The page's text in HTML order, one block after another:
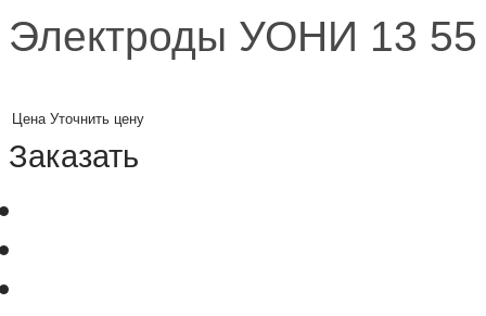
Электроды УОНИ 13 55
Цена Уточнить цену
Заказать